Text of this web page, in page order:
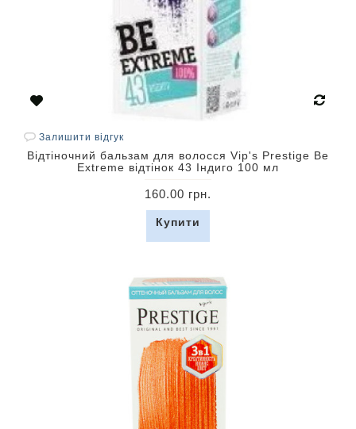
Залишити відгук
Відтіночний бальзам для волосся Vip's Prestige Be
Extreme відтінок 43 Індиго 100 мл
160.00 грн.
Купити